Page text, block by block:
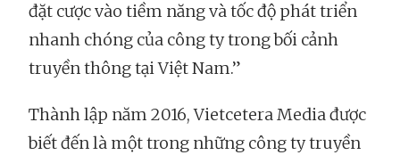
đặt cược vào tiềm năng và tốc độ phát triển
nhanh chóng của công ty trong bối cảnh
truyền thông tại Việt Nam.”
Thành lập năm 2016, Vietcetera Media được
biết đến là một trong những công ty truyền